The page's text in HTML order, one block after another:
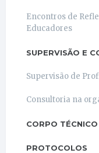
Encontros de
Educadores
SUPERVISÃO E
Supervisão de
Consultoria na
CORPO
PROTOCOLOS